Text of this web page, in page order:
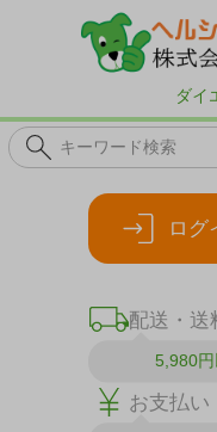
ダイ
ログ
配送・送
5,980
お支払い